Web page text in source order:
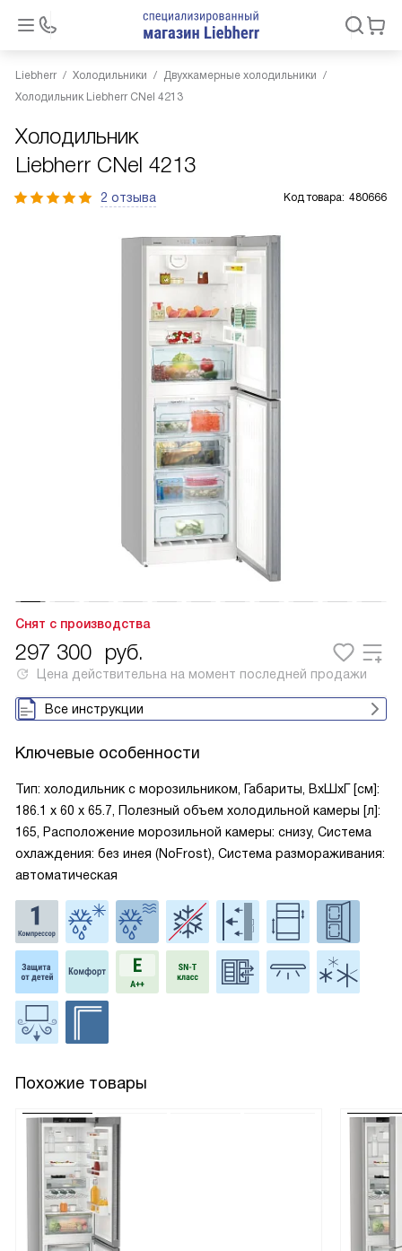
Liebherr Холодильники
Двухкамерные холодильники
Холодильник Liebherr CNel 4213
Холодильник
Liebherr CNel 4213
2 отзыва Код товара: 480666
Снят с производства
297 300 руб.
Цена действительна на момент последней продажи
Все инструкции
Ключевые особенности
Тип: холодильник с морозильником, Габариты, ВxШxГ [см]:
186.1 x 60 x 65.7, Полезный объем холодильной камеры [л]:
165, Расположение морозильной камеры: снизу, Система
охлаждения: без инея (NoFrost), Система размораживания:
автоматическая
Похожие товары